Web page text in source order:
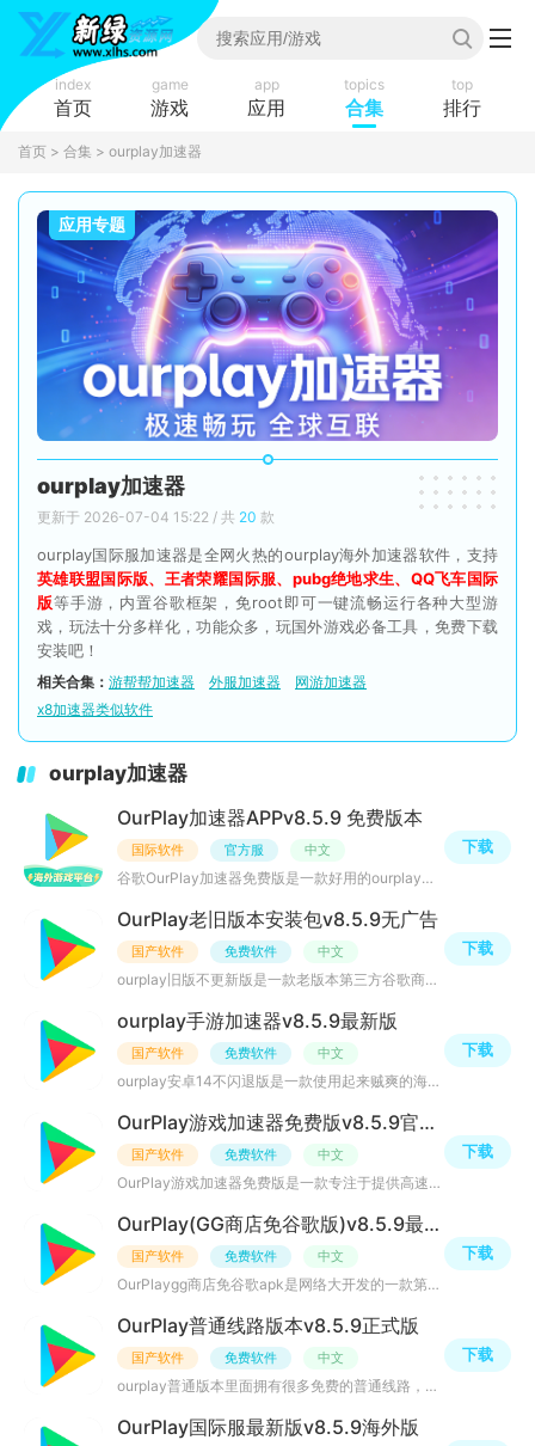
index
首页
game
游戏
app
应用
topics
合集
top
排行
首页 > 合集 > ourplay加速器
应用专题
ourplay加速器
更新于 2026-07-04 15:22 / 共 20 款
ourplay国际服加速器是全网火热的ourplay海外加速器软件，支持
英雄联盟国际版、王者荣耀国际服、pubg绝地求生、QQ飞车国际
版等手游，内置谷歌框架，免root即可一键流畅运行各种大型游
戏，玩法十分多样化，功能众多，玩国外游戏必备工具，免费下载
安装吧！
相关合集： 游帮帮加速器 外服加速器
网游加速器
x8加速器类似软件
ourplay加速器
OurPlay加速器APPv8.5.9 免费版本
国际软件 官方服 中文
谷歌OurPlay加速器免费版是一款好用的ourplay手游加速器软件，可实现免root一键安装谷歌框架、谷歌全家桶等
下载
OurPlay老旧版本安装包v8.5.9无广告
国产软件 免费软件 中文
ourplay旧版不更新版是一款老版本第三方谷歌商店，该软件在网上十分的流行，不更新版本也是可以正常使用的，
下载
ourplay手游加速器v8.5.9最新版
国产软件 免费软件 中文
ourplay安卓14不闪退版是一款使用起来贼爽的海外应用商店，里面拥有大量正规好用好玩的资源，例如大家喜爱的
下载
OurPlay游戏加速器免费版v8.5.9官方标准版
国产软件 免费软件 中文
OurPlay游戏加速器免费版是一款专注于提供高速、稳定、安全网络加速服务的应用软件。通过优化网络连接和数据
下载
OurPlay(GG商店免谷歌版)v8.5.9最新版
国产软件 免费软件 中文
OurPlaygg商店免谷歌apk是网络大开发的一款第三方谷歌应用商店黑科技，无需谷歌框架、无需root权限，体积精
下载
OurPlay普通线路版本v8.5.9正式版
国产软件 免费软件 中文
ourplay普通版本里面拥有很多免费的普通线路，新手玩家前期都是可以免费使用这些加速线路的，当然免费的不能
下载
OurPlay国际服最新版v8.5.9海外版